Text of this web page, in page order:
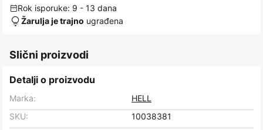
Rok isporuke: 9 - 13 dana
Žarulja je trajno ugrađena
Slični proizvodi
Detalji o proizvodu
Marka:
HELL
SKU:
10038381